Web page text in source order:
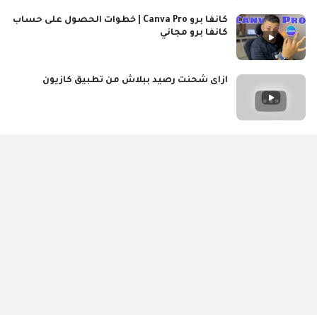
كانفا برو Canva Pro | خطوات الحصول على حساب
كانفا برو مجاني
ازاى شحنت رصيد ببلاش من تطبيق كازيون